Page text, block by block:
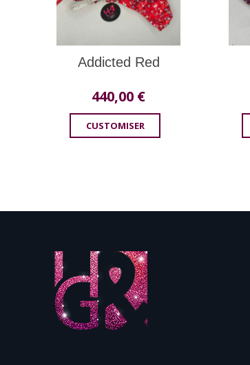
Addicted Red
440,00 €
CUSTOMISER